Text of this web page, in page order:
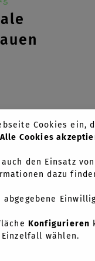
uns
Cookies
Cookies
den Einsatz
dazu
Konfigurieren
wählen.